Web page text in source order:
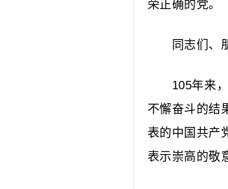
荣正确的党。
同志们、朋
105年来，
不懈奋斗的结
表的中国共产
表示崇高的敬